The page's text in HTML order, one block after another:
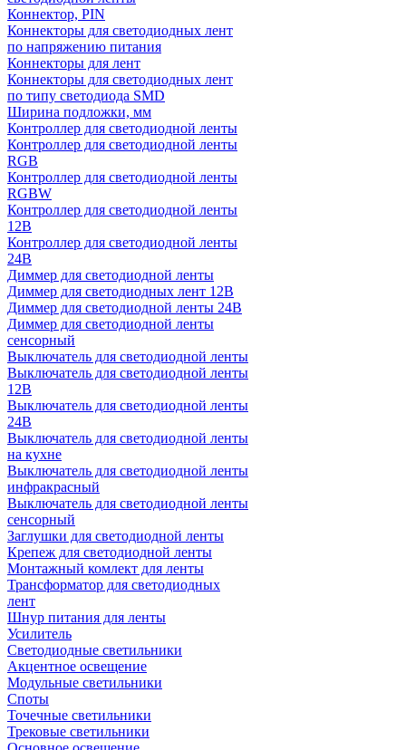
Коннектор, PIN
Коннекторы для светодиодных лент
по напряжению питания
Коннекторы для лент
Коннекторы для светодиодных лент
по типу светодиода SMD
Ширина подложки, мм
Контроллер для светодиодной ленты
Контроллер для светодиодной ленты
RGB
Контроллер для светодиодной ленты
RGBW
Контроллер для светодиодной ленты
12В
Контроллер для светодиодной ленты
24В
Диммер для светодиодной ленты
Диммер для светодиодных лент 12В
Диммер для светодиодной ленты 24В
Диммер для светодиодной ленты
сенсорный
Выключатель для светодиодной ленты
Выключатель для светодиодной ленты
12В
Выключатель для светодиодной ленты
24В
Выключатель для светодиодной ленты
на кухне
Выключатель для светодиодной ленты
инфракрасный
Выключатель для светодиодной ленты
сенсорный
Заглушки для светодиодной ленты
Крепеж для светодиодной ленты
Монтажный комлект для ленты
Трансформатор для светодиодных
лент
Шнур питания для ленты
Усилитель
Светодиодные светильники
Акцентное освещение
Модульные светильники
Споты
Точечные светильники
Трековые светильники